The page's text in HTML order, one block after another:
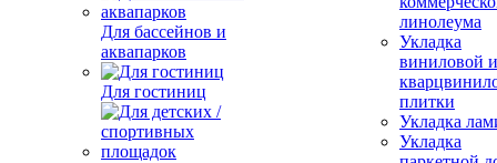
Для бассейнов и
аквапарков
Для гостиниц
линолеума
Укладка
виниловой и
плитки
Укладка
Укладка